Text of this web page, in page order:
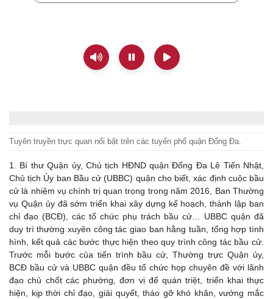
Tuyên truyền trực quan nổi bật trên các tuyến phố quận Đống Đa.
1. Bí thư Quận ủy, Chủ tịch HĐND quận Đống Đa Lê Tiến Nhật,
Chủ tịch Ủy ban Bầu cử (UBBC) quận cho biết, xác định cuộc bầu
cử là nhiệm vụ chính trị quan trọng trong năm 2016, Ban Thường
vụ Quận ủy đã sớm triển khai xây dựng kế hoạch, thành lập ban
chỉ đạo (BCĐ), các tổ chức phụ trách bầu cử… UBBC quận đã
duy trì thường xuyên công tác giao ban hằng tuần, tổng hợp tình
hình, kết quả các bước thực hiện theo quy trình công tác bầu cử.
Trước mỗi bước của tiến trình bầu cử, Thường trực Quận ủy,
BCĐ bầu cử và UBBC quận đều tổ chức họp chuyên đề với lãnh
đạo chủ chốt các phường, đơn vị để quán triệt, triển khai thực
hiện, kịp thời chỉ đạo, giải quyết, tháo gỡ khó khăn, vướng mắc